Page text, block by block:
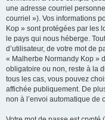
une adresse courriel
courriel »). Vos informations
Kop » sont protégées par les
le pays qui nous héberge.
d’utilisateur, de votre mot de
« Malherbe Normandy Kop »
obligatoire ou non, reste à la
tous les cas, vous pouvez
affichée publiquement. De
non à l’envoi automatique de